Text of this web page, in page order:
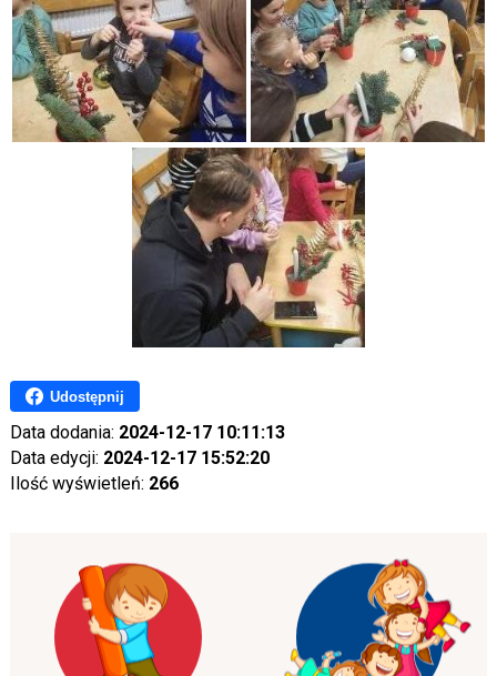
Udostępnij
Data dodania: 2024-12-17 10:11:13
Data edycji: 2024-12-17 15:52:20
Ilość wyświetleń: 266